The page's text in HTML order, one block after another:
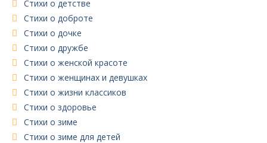
Стихи о детстве
Стихи о доброте
Стихи о дочке
Стихи о дружбе
Стихи о женской красоте
Стихи о женщинах и девушках
Стихи о жизни классиков
Стихи о здоровье
Стихи о зиме
Стихи о зиме для детей